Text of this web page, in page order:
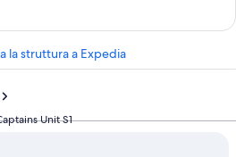
la struttura a Expedia
Unit S1